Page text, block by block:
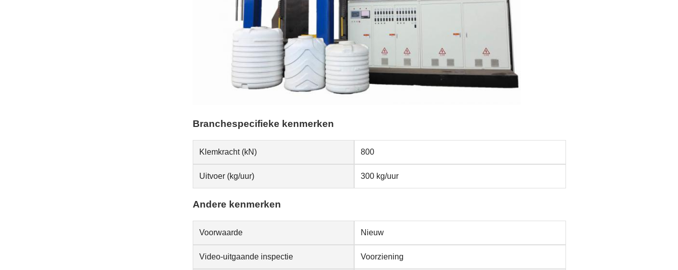
Branchespecifieke kenmerken
Klemkracht (kN) 800
Uitvoer (kg/uur) 300 kg/uur
Andere kenmerken
Voorwaarde Nieuw
Video-uitgaande inspectie Voorziening